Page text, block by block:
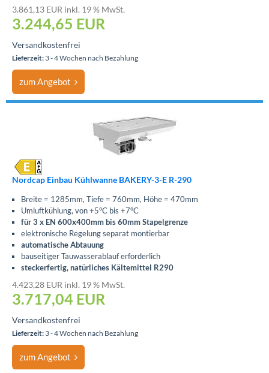
3.861,13 EUR inkl. 19 % MwSt.
3.244,65 EUR
Versandkostenfrei
Lieferzeit: 3 - 4 Wochen nach Bezahlung
zum Angebot
Nordcap Einbau Kühlwanne BAKERY-3-E R-290
Breite = 1285mm, Tiefe = 760mm, Höhe = 470mm
Umluftkühlung, von +5°C bis +7°C
für 3 x EN 600x400mm bis 60mm Stapelgrenze
elektronische Regelung separat montierbar
automatische Abtauung
bauseitiger Tauwasserablauf erforderlich
steckerfertig, natürliches Kältemittel R290
4.423,28 EUR inkl. 19 % MwSt.
3.717,04 EUR
Versandkostenfrei
Lieferzeit: 3 - 4 Wochen nach Bezahlung
zum Angebot